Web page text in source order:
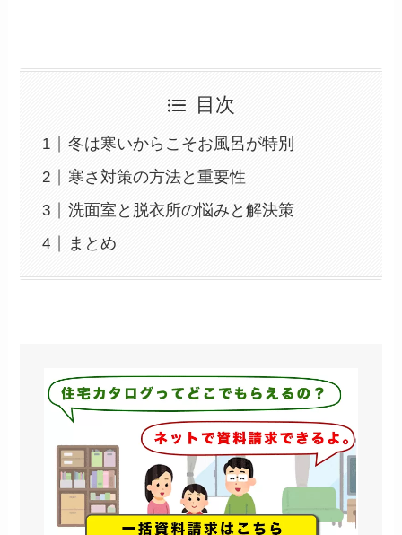
目次
冬は寒いからこそお風呂が特別
寒さ対策の方法と重要性
洗面室と脱衣所の悩みと解決策
まとめ